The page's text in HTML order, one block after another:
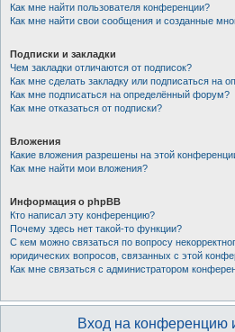
Как мне найти пользователя конференции?
Как мне найти свои сообщения и созданные
Подписки и закладки
Чем закладки отличаются от подписок?
Как мне сделать закладку или подписаться на
Как мне подписаться на определённый форум?
Как мне отказаться от подписки?
Вложения
Какие вложения разрешены на этой
Как мне найти мои вложения?
Информация о phpBB
Кто написал эту конференцию?
Почему здесь нет такой-то функции?
С кем можно связаться по вопросу
юридических вопросов, связанных с этой
Как мне связаться с администратором
Вход на конференцию